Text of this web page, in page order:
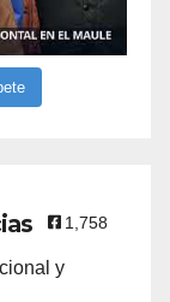
1,758
y